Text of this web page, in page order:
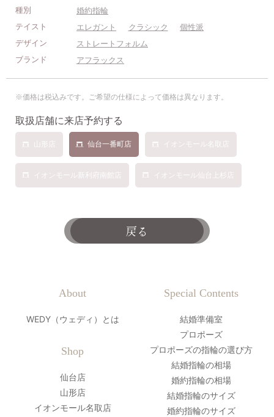
種別
婚約指輪
テイスト
エレガント クラシック
個性派
デザイン
ストレートフォルム
ブランド
アフラックス
※価格は税込みです。ご希望の仕様によって価格は異なります。
取扱店舗に来店予約する
仙台一番町店 イオンモール名取店
イオンモール新利府南館店 イオンモール仙台上杉店
戻る
About
WEDY（ウェディ）とは
Shop
仙台店
山形店
イオンモール名取店
Special Contents
結婚準備室
プロポーズ
プロポーズの指輪の選び方
結婚指輪の相場
婚約指輪の相場
結婚指輪のサイズ
婚約指輪のサイズ